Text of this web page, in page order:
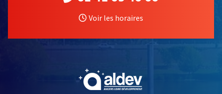
Voir les horaires